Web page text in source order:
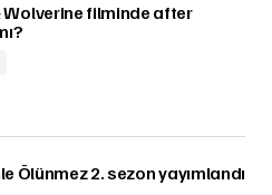
filminde after
Ölünmez 2. sezon yayımlandı